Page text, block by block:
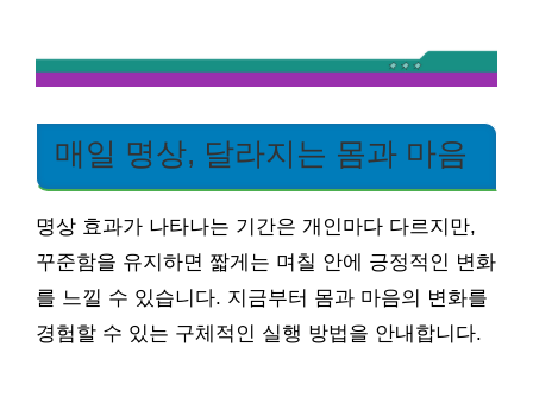
매일 명상, 달라지는 몸과 마음
명상 효과가 나타나는 기간은 개인마다 다르지만,
꾸준함을 유지하면 짧게는 며칠 안에 긍정적인 변화
를 느낄 수 있습니다. 지금부터 몸과 마음의 변화를
경험할 수 있는 구체적인 실행 방법을 안내합니다.